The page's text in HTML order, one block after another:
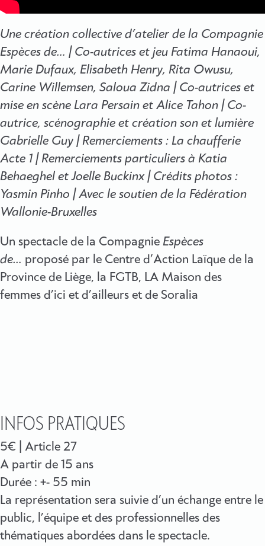
Une création collective d’atelier de la Compagnie
Espèces de… | Co-autrices et jeu Fatima Hanaoui,
Marie Dufaux, Elisabeth Henry, Rita Owusu,
Carine Willemsen, Saloua Zidna | Co-autrices et
mise en scène Lara Persain et Alice Tahon | Co-
autrice, scénographie et création son et lumière
Gabrielle Guy | Remerciements : La chaufferie
Acte 1 | Remerciements particuliers à Katia
Behaeghel et Joelle Buckinx | Crédits photos :
Yasmin Pinho | Avec le soutien de la Fédération
Wallonie-Bruxelles
Un spectacle de la Compagnie Espèces
de… proposé par le Centre d’Action Laïque de la
Province de Liège, la FGTB, LA Maison des
femmes d’ici et d’ailleurs et de Soralia
INFOS PRATIQUES
5€ | Article 27
A partir de 15 ans
Durée : +- 55 min
La représentation sera suivie d’un échange entre le
public, l’équipe et des professionnelles des
thématiques abordées dans le spectacle.